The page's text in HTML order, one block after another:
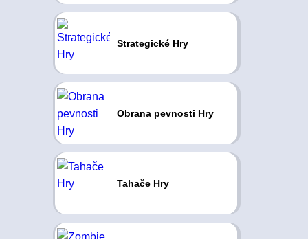
Strategické Hry
Obrana pevnosti Hry
Tahače Hry